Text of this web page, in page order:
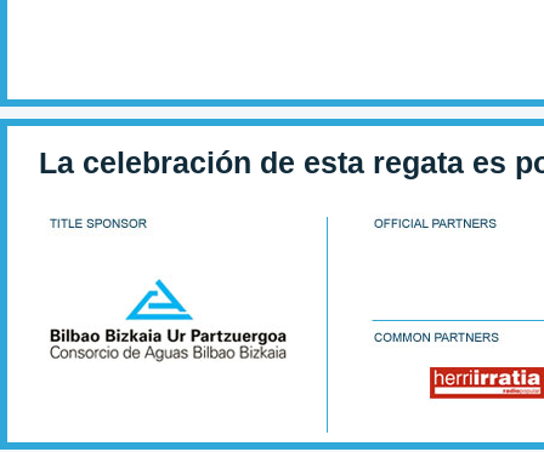
La celebración de esta regata es